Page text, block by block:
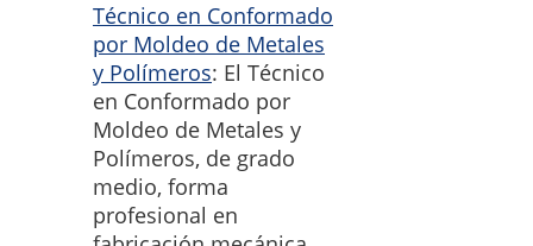
Técnico en Conformado
por Moldeo de Metales
y Polímeros: El Técnico
en Conformado por
Moldeo de Metales y
Polímeros, de grado
medio, forma
profesional en